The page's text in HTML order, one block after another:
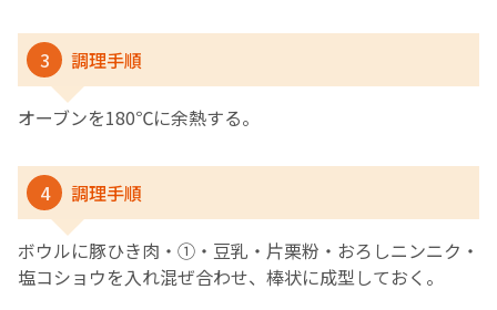
3 調理手順
オーブンを180℃に余熱する。
4 調理手順
ボウルに豚ひき肉・①・豆乳・片栗粉・おろしニンニク・
塩コショウを入れ混ぜ合わせ、棒状に成型しておく。